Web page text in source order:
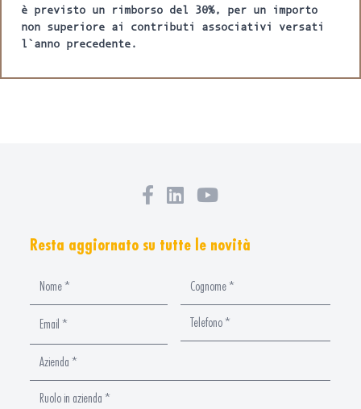
è previsto un rimborso del 30%, per un importo
non superiore ai contributi associativi versati
l`anno precedente.
Resta aggiornato su tutte le novità